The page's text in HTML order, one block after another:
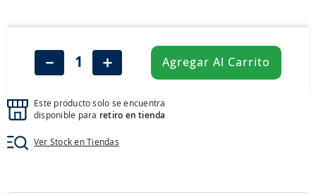
＋
－ Agregar Al Carrito
Este producto solo se encuentra
disponible para retiro en tienda
Ver Stock en Tiendas
neumáticos 235